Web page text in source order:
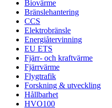
Biovärme
Bränslehantering
CCS
Elektrobränsle
Energiåtervinning
EU ETS
Fjärr- och kraftvärme
Fjärrvärme
Flygtrafik
Forskning & utveckling
Hållbarhet
HVO100